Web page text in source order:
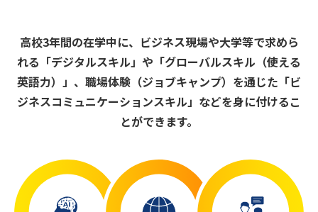
高校3年間の在学中に、ビジネス現場や大学等で求めら
れる「デジタルスキル」や 「グローバルスキル（使える
英語力）」、職場体験（ジョブキャンプ）を通じた 「ビ
ジネスコミュニケーションスキル」などを身に付けるこ
とができます。